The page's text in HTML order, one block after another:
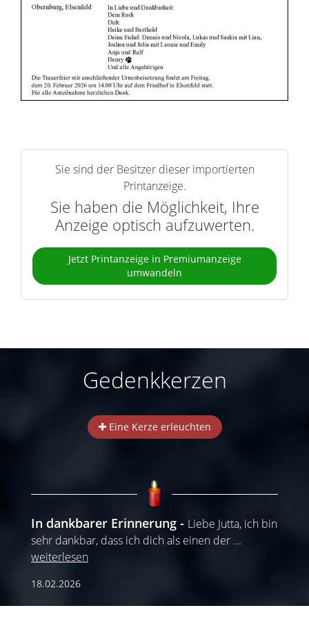
Sie sind der Besitzer dieser importierten
Printanzeige.
Sie haben die Möglichkeit, Ihre
Anzeige optisch aufzuwerten.
Jetzt Printanzeige in Premiumanzeige
umwandeln
Gedenkkerzen
Eine Kerze erleuchten
In dankbarer Erinnerung
Liebe Jutta, ich bin
sehr dankbar, dass ich dich als einen der ...
weiterlesen
18.02.2026